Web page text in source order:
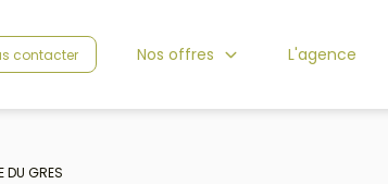
contacter Nos offres L'agence
DU GRES